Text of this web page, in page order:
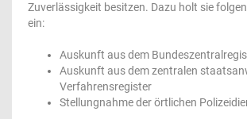
Zuverlässigkeit besitzen. Dazu holt sie
ein:
Auskunft aus dem
Auskunft aus dem zentralen
Verfahrensregister
Stellungnahme der örtlichen